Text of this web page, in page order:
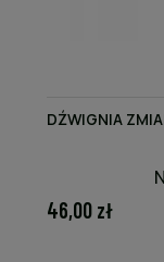
DŹWIGNIA
46,00 zł